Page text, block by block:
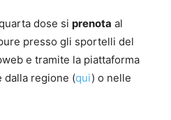
dose si prenota al
presso gli sportelli del
e tramite la piattaforma
dalla regione (qui) o nelle